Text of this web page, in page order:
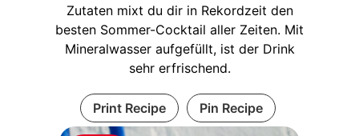
Zutaten mixt du dir in Rekordzeit den
besten Sommer-Cocktail aller Zeiten. Mit
Mineralwasser aufgefüllt, ist der Drink
sehr erfrischend.
Print Recipe Pin Recipe